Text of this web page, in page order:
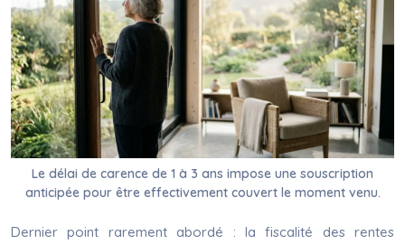
Le délai de carence de 1 à 3 ans impose une souscription
anticipée pour être effectivement couvert le moment venu.
Dernier point rarement abordé : la fiscalité des rentes